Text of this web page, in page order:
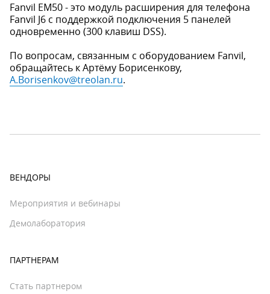
Fanvil EM50 - это модуль расширения для телефона
Fanvil J6 с поддержкой подключения 5 панелей
одновременно (300 клавиш DSS).
По вопросам, связанным с оборудованием Fanvil,
обращайтесь к Артёму Борисенкову,
A.Borisenkov@treolan.ru.
ВЕНДОРЫ
Мероприятия и вебинары
Демолаборатория
ПАРТНЕРАМ
Стать партнером